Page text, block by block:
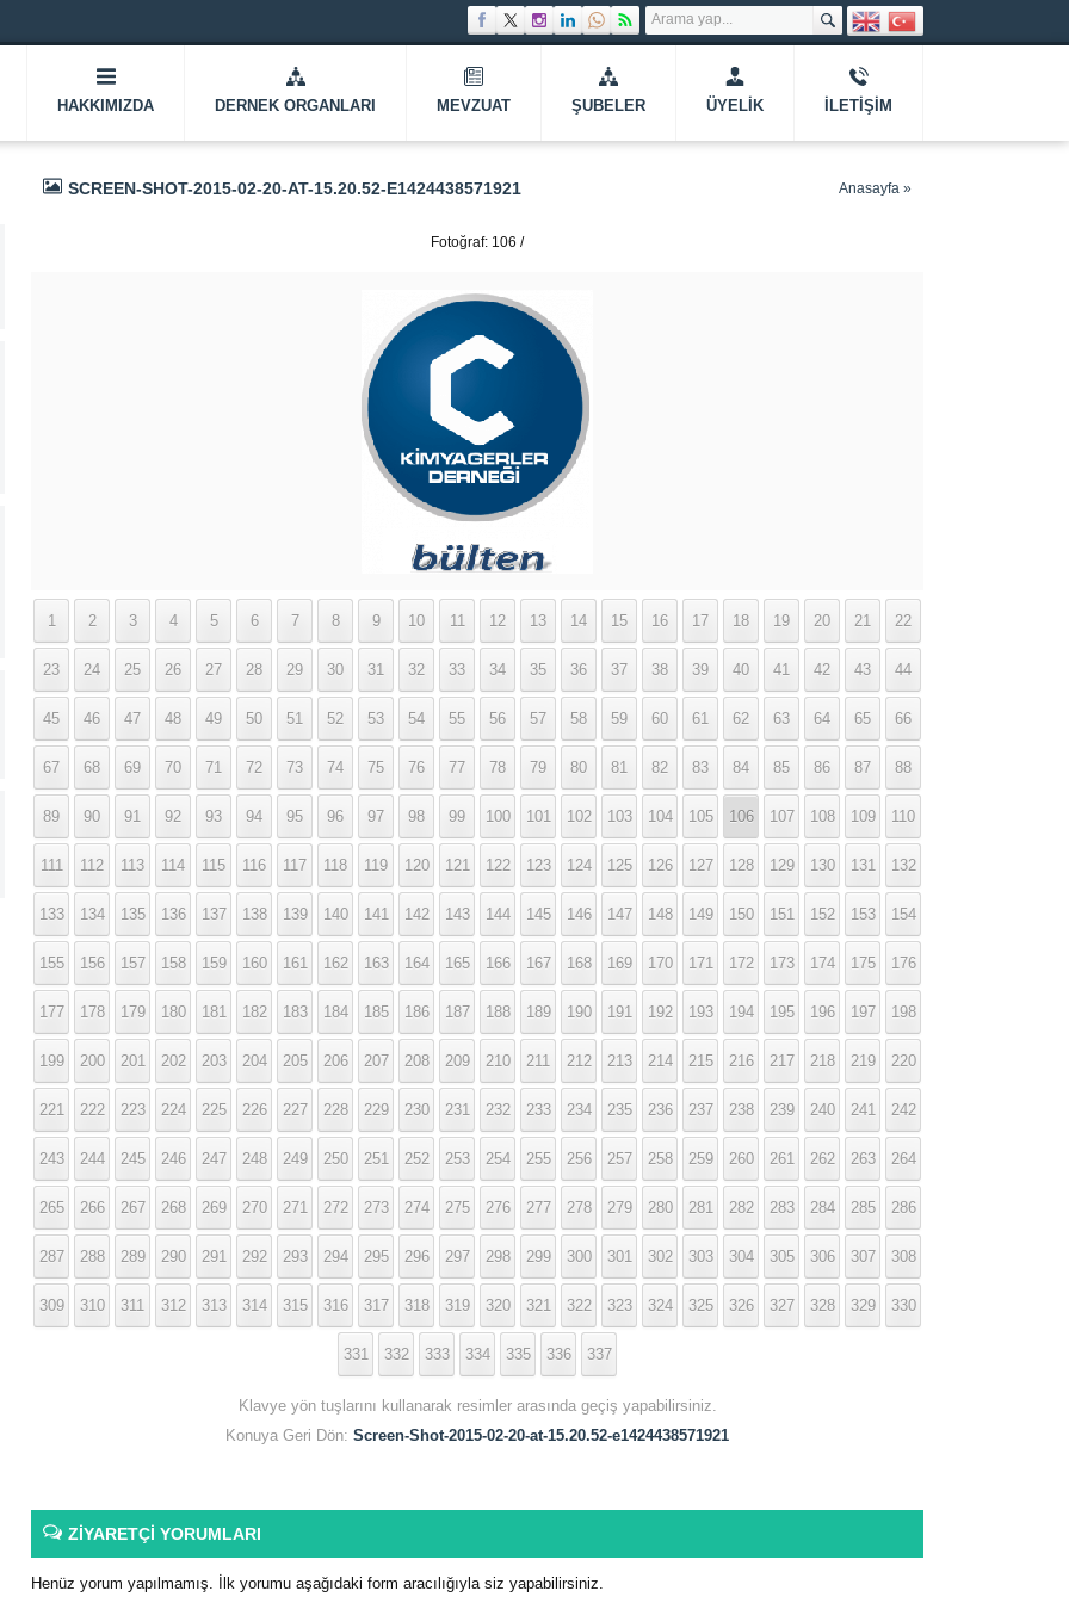
HAKKIMIZDA DERNEK ORGANLARI MEVZUAT ŞUBELER ÜYELIK İLETIŞIM
SCREEN-SHOT-2015-02-20-AT-15.20.52-E1424438571921 Anasayfa »
Fotoğraf: 106 /
1 2 3 4 5 6 7 8 9 10 11 12 13 14 15 16 17 18 19 20 21 22
23 24 25 26 27 28 29 30 31 32 33 34 35 36 37 38 39 40 41 42 43 44
45 46 47 48 49 50 51 52 53 54 55 56 57 58 59 60 61 62 63 64 65 66
67 68 69 70 71 72 73 74 75 76 77 78 79 80 81 82 83 84 85 86 87 88
89 90 91 92 93 94 95 96 97 98 99 100 101 102 103 104 105 106 107 108 109 110
111 112 113 114 115 116 117 118 119 120 121 122 123 124 125 126 127 128 129 130 131 132
133 134 135 136 137 138 139 140 141 142 143 144 145 146 147 148 149 150 151 152 153 154
155 156 157 158 159 160 161 162 163 164 165 166 167 168 169 170 171 172 173 174 175 176
177 178 179 180 181 182 183 184 185 186 187 188 189 190 191 192 193 194 195 196 197 198
199 200 201 202 203 204 205 206 207 208 209 210 211 212 213 214 215 216 217 218 219 220
221 222 223 224 225 226 227 228 229 230 231 232 233 234 235 236 237 238 239 240 241 242
243 244 245 246 247 248 249 250 251 252 253 254 255 256 257 258 259 260 261 262 263 264
265 266 267 268 269 270 271 272 273 274 275 276 277 278 279 280 281 282 283 284 285 286
287 288 289 290 291 292 293 294 295 296 297 298 299 300 301 302 303 304 305 306 307 308
309 310 311 312 313 314 315 316 317 318 319 320 321 322 323 324 325 326 327 328 329 330
331 332 333 334 335 336 337
Klavye yön tuşlarını kullanarak resimler arasında geçiş yapabilirsiniz.
Konuya Geri Dön: Screen-Shot-2015-02-20-at-15.20.52-e1424438571921
ZİYARETÇİ YORUMLARI
Henüz yorum yapılmamış. İlk yorumu aşağıdaki form aracılığıyla siz yapabilirsiniz.